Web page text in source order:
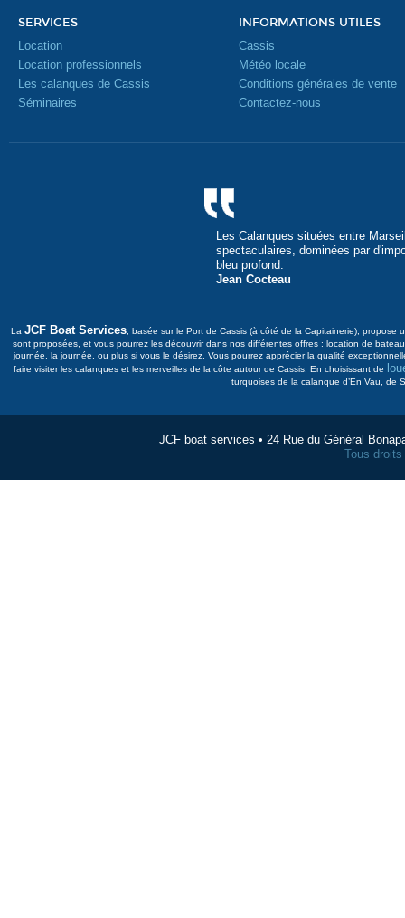
SERVICES
Location
Location professionnels
Les calanques de Cassis
Séminaires
INFORMATIONS UTILES
Cassis
Météo locale
Conditions générales de vente
Contactez-nous
Les Calanques situées entre
spectaculaires, dominées par
bleu profond.
Jean Cocteau
La JCF Boat Services , basée sur le Port de Cassis (à côté de la Capitainerie),
sont proposées, et vous pourrez les découvrir dans nos différentes offres : location de
journée, la journée, ou plus si vous le désirez. Vous pourrez apprécier la qualité
faire visiter les calanques et les merveilles de la côte autour de Cassis. En choisissant de
turquoises de la calanque d’En Vau, de
JCF boat services • 24 Rue du Général
Tous